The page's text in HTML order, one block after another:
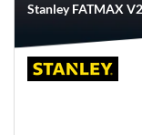
Stanley FATMAX